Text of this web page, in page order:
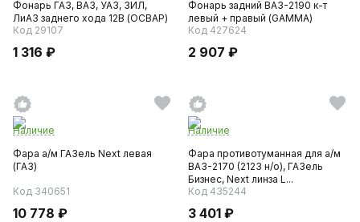
Фонарь ГАЗ, ВАЗ, УАЗ, ЗИЛ,
ЛиАЗ заднего хода 12В (ОСВАР)
Код 29107
1 316 ₽
Фонарь задний ВАЗ-2190 к-т
левый + правый (GAMMA)
Код 427624
2 907 ₽
Наличие
Фара а/м ГАЗель Next левая
(ГАЗ)
Код 340651
10 778 ₽
Наличие
Фара противотуманная для а/м
ВАЗ-2170 (2123 н/о), ГАЗель
Бизнес, Next линза L...
Код 435244
3 401 ₽